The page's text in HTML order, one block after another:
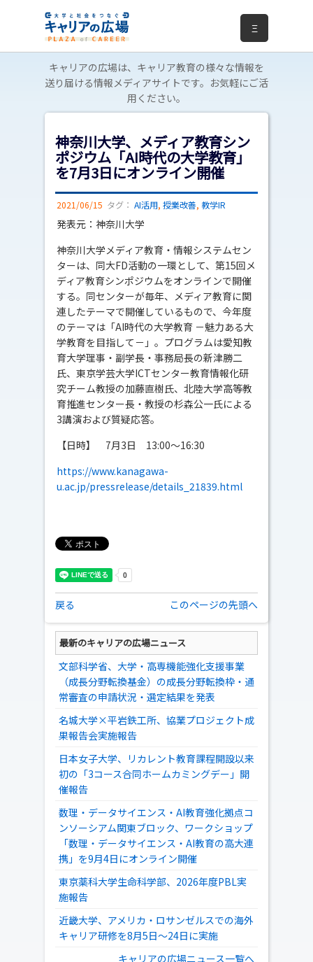
Ξ
キャリアの広場は、キャリア教育の様々な情報を
送り届ける情報メディアサイトです。お気軽にご活
用ください。
神奈川大学、メディア教育シン
ポジウム「AI時代の大学教育」
を7月3日にオンライン開催
2021/06/15 タグ： AI活用, 授業改善, 教学IR
発表元：神奈川大学
神奈川大学メディア教育・情報システムセン
ターは、同大FD活動の一環として、第15回メ
ディア教育シンポジウムをオンラインで開催
する。同センターが毎年、メディア教育に関
連したテーマで開催しているもので、今年度
のテーマは「AI時代の大学教育 －魅力ある大
学教育を目指して－」。プログラムは愛知教
育大学理事・副学長・事務局長の新津勝二
氏、東京学芸大学ICTセンター教育情報化研
究チーム教授の加藤直樹氏、北陸大学高等教
育推進センター長・教授の杉森公一氏による
3講演および質疑応答。
【日時】 7月3日 13:00～16:30
https://www.kanagawa-
u.ac.jp/pressrelease/details_21839.html
戻る このページの先頭へ
最新のキャリアの広場ニュース
文部科学省、大学・高専機能強化支援事業
（成長分野転換基金）の成長分野転換枠・通
常審査の申請状況・選定結果を発表
名城大学×平岩鉄工所、協業プロジェクト成
果報告会実施報告
日本女子大学、リカレント教育課程開設以来
初の「3コース合同ホームカミングデー」開
催報告
数理・データサイエンス・AI教育強化拠点コ
ンソーシアム関東ブロック、ワークショップ
「数理・データサイエンス・AI教育の高大連
携」を9月4日にオンライン開催
東京薬科大学生命科学部、2026年度PBL実
施報告
近畿大学、アメリカ・ロサンゼルスでの海外
キャリア研修を8月5日～24日に実施
キャリアの広場ニュース一覧へ